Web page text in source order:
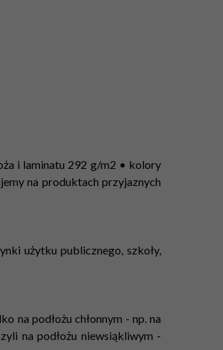
i laminatu 292 g/m2 • kolory
na produktach przyjaznych
użytku publicznego, szkoły,
na podłożu chłonnym - np. na
na podłożu niewsiąkliwym -